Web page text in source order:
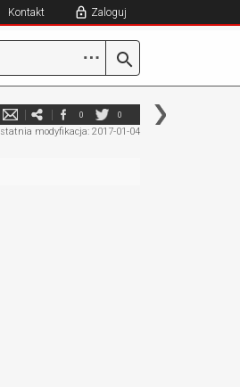
Kontakt Zaloguj
⋯
0 0
modyfikacja: 2017-01-04